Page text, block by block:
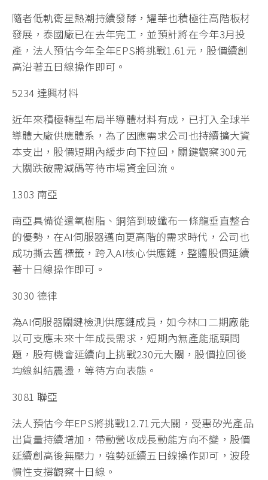
隨者低軌衛星熱潮持續發酵，耀華也積極往高階板材
發展，泰國廠已在去年完工，並預計將在今年3月投
產，法人預估今年全年EPS將挑戰1.61元，股價續創
高沿著五日線操作即可。
5234 達興材料
近年來積極轉型布局半導體材料有成，已打入全球半
導體大廠供應體系，為了因應需求公司也持續擴大資
本支出，股價短期內緩步向下拉回，關鍵觀察300元
大關跌破需減碼等待市場資金回流。
1303 南亞
南亞具備從還氧樹脂、銅箔到玻纖布一條龍垂直整合
的優勢，在AI伺服器邁向更高階的需求時代，公司也
成功撕去舊標籤，跨入AI核心供應鏈，整體股價延續
著十日線操作即可。
3030 德律
為AI伺服器關鍵檢測供應鏈成員，如今林口二期廠能
以可支應未來十年成長需求，短期內無產能瓶頸問
題，股有機會延續向上挑戰230元大關，股價拉回後
均線糾結震盪，等待方向表態。
3081 聯亞
法人預估今年EPS將挑戰12.71元大關，受惠矽光產品
出貨量持續增加，帶動營收成長動能方向不變，股價
延續創高後無壓力，強勢延續五日線操作即可，波段
慣性支撐觀察十日線。